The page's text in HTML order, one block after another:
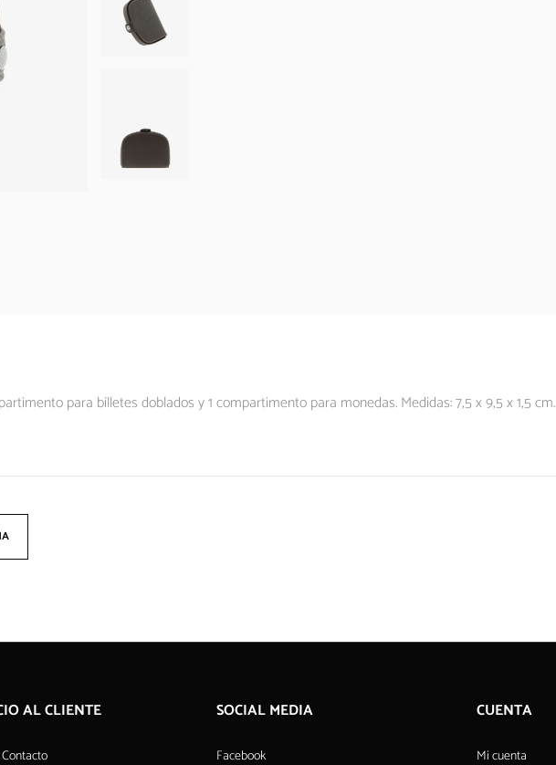
para billetes doblados y 1 compartimento para monedas. Medidas: 7,5 x 9,5 x 1,5 cm.
AL CLIENTE SOCIAL MEDIA
Facebook
CUENTA
Mi cuenta